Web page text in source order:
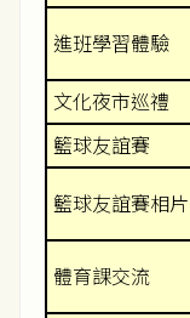
進班學習體驗
文化夜市巡禮
籃球友誼賽
籃球友誼賽相片
體育課交流